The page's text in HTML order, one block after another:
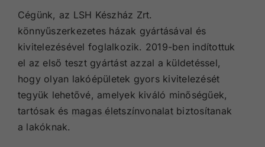
Cégünk, az LSH Készház Zrt.
könnyűszerkezetes házak gyártásával és
kivitelezésével foglalkozik. 2019-ben indítottuk
el az első teszt gyártást azzal a küldetéssel,
hogy olyan lakóépületek gyors kivitelezését
tegyük lehetővé, amelyek kiváló minőségűek,
tartósak és magas életszínvonalatbiztosítanak
a lakóknak.